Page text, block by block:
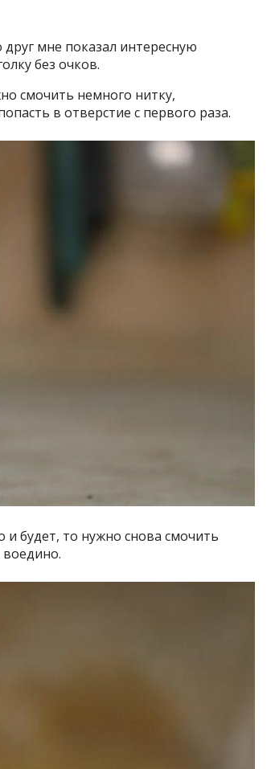
мне показал интересную
без очков.
смочить немного нитку,
в отверстие с первого раза.
и будет, то нужно снова смочить